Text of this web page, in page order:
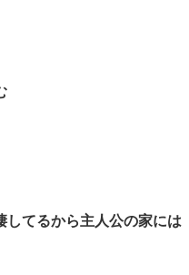
してるから主人公の家には